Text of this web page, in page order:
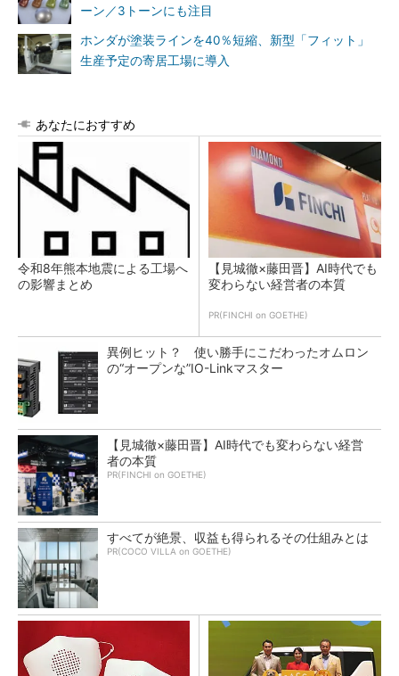
ーン／3トーンにも注目
ホンダが塗装ラインを40％短縮、新型「フィット」
生産予定の寄居工場に導入
あなたにおすすめ
令和8年熊本地震による工場へ
の影響まとめ
【見城徹×藤田晋】AI時代でも
変わらない経営者の本質
PR(FINCHI on GOETHE)
異例ヒット？ 使い勝手にこだわったオムロン
の“オープンな”IO-Linkマスター
【見城徹×藤田晋】AI時代でも変わらない経営
者の本質
PR(FINCHI on GOETHE)
すべてが絶景、収益も得られるその仕組みとは
PR(COCO VILLA on GOETHE)